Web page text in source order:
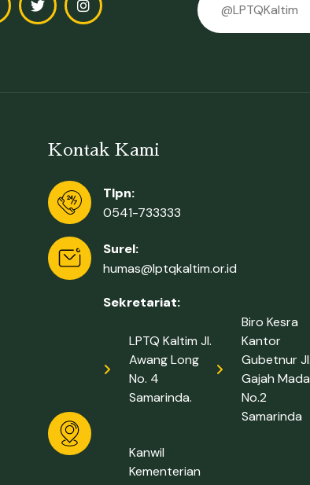
Kontak Kami
Tlpn:
0541-733333
Surel:
humas@lptqkaltim.or.id
Sekretariat:
LPTQ Kaltim Jl.
Awang Long
No. 4
Samarinda.
Biro Kesra
Kantor
Gubetnur Jl.
Gajah Mada
No.2
Samarinda
Kanwil
Kementerian